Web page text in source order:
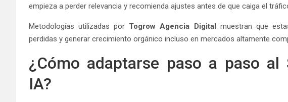
empieza a perder relevancia y recomienda ajustes antes de que caiga el
Metodologías utilizadas por Togrow Agencia Digital muestran que
perdidas y generar crecimiento orgánico incluso en mercados altamente
¿Cómo adaptarse paso a paso al
IA?